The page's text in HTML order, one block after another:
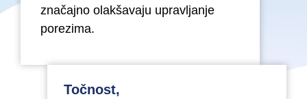
značajno olakšavaju upravljanje
porezima.
Točnost,